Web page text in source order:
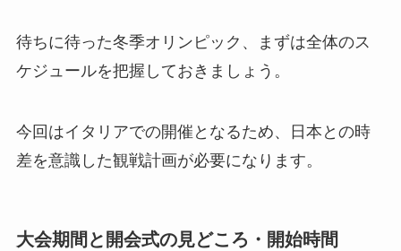
待ちに待った冬季オリンピック、まずは全体のス
ケジュールを把握しておきましょう。
今回はイタリアでの開催となるため、日本との時
差を意識した観戦計画が必要になります。
大会期間と開会式の見どころ・開始時間